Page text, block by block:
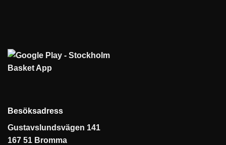
Besöksadress
Gustavslundsvägen 141
167 51 Bromma